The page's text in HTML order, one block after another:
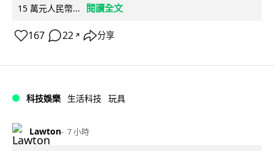
15 萬元人民幣...
閱讀全文
167 22 ↗ 分享
科技娛樂 生活科技 玩具
Lawton 7 小時